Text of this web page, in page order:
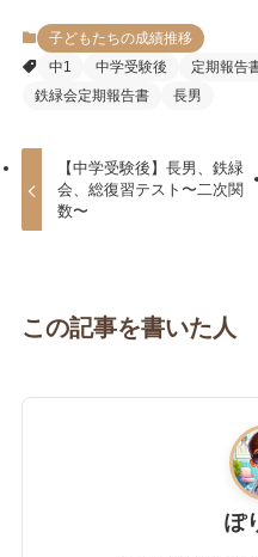
子どもたちの成績推移
中1
中学受験後 定期報告
鉄緑会定期報告書
長男
【中学受験後】長男、鉄緑
会、総復習テスト〜二次関
数〜
この記事を書いた人
ぽ